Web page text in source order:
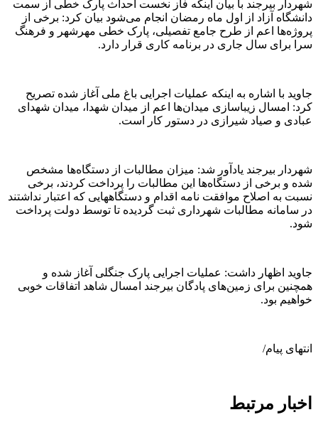
شهردار بیرجند با بیان اینکه فاز نخست احداث پارک خطی از سمت
دانشگاه آزاد از اول ماه رمضان انجام می‌شود بیان کرد: برخی از
پروژه‌ها اعم از طرح جامع تفصیلی، پارک خطی مهرشهر و فرهنگ
سرا برای سال جاری در برنامه کاری قرار دارد.
جاوید با اشاره به اینکه عملیات اجرایی باغ ملی آغاز شده تصریح
کرد: امسال زیباسازی میدان‌ها اعم از میدان شهدا، میدان شهدای
عبادی و صیاد شیرازی در دستور کار است.
شهردار بیرجند یادآور شد: میزان مطالبات از دستگاه‌ها مشخص
شده و برخی از دستگاه‌ها این مطالبات را پرداخت کردند، برخی
نسبت به اصلاح موافقت نامه اقدام و دستگاههایی که اعتبار نداشتند
در سامانه مطالبات شهرداری ثبت گردیده تا توسط دولت پرداخت
شود.
جاوید اظهار داشت: عملیات اجرایی پارک جنگلی آغاز شده و
همچنین برای زمین‌های پادگان بیرجند امسال شاهد اتفاقات خوبی
خواهیم بود.
انتهای پیام/
اخبار مرتبط